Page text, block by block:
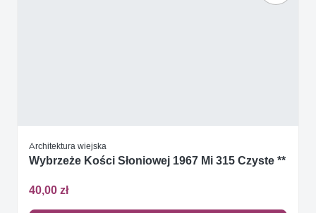
Architektura wiejska
Wybrzeże Kości Słoniowej 1967 Mi 315 Czyste **
40,00 zł